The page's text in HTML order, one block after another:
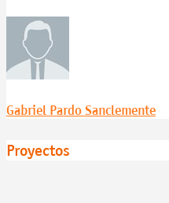
Gabriel Pardo Sanclemente
Proyectos